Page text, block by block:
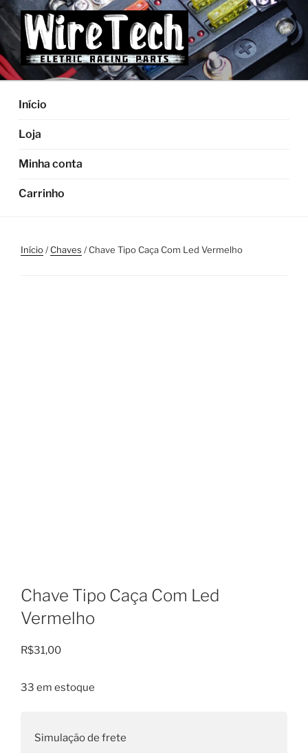
Pular
para
o
conteúdo
Início
Loja
Minha conta
Carrinho
Início/Chaves / Chave Tipo Caça Com Led Vermelho
Chave Tipo Caça Com Led
Vermelho
R$31,00
33 em estoque
Simulação de frete